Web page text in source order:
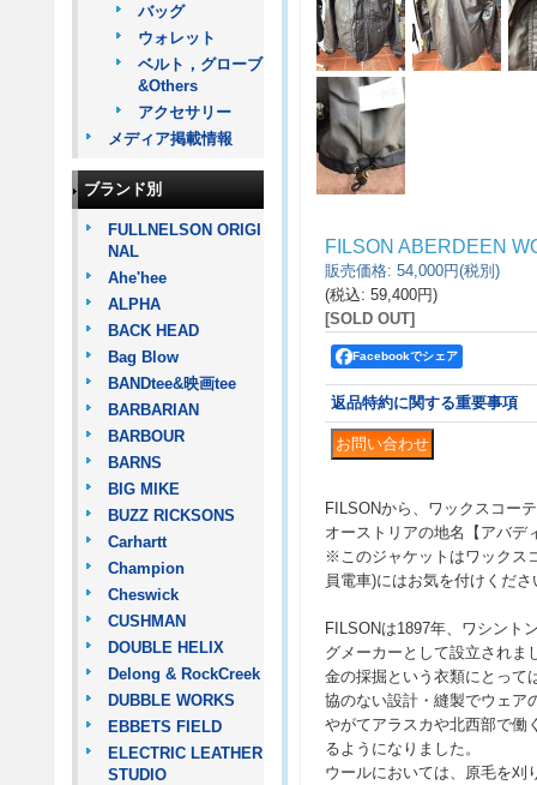
バッグ
ウォレット
ベルト，グローブ
&Others
アクセサリー
メディア掲載情報
ブランド別
FULLNELSON ORIGI
NAL
Ahe'hee
ALPHA
BACK HEAD
Bag Blow
BANDtee&映画tee
BARBARIAN
BARBOUR
BARNS
BIG MIKE
BUZZ RICKSONS
Carhartt
Champion
Cheswick
CUSHMAN
DOUBLE HELIX
Delong & RockCreek
DUBBLE WORKS
EBBETS FIELD
ELECTRIC LEATHER
STUDIO
FILSON ABERDEEN
販売価格: 54,000円(税別)
(税込: 59,400円)
[SOLD OUT]
Facebookでシェア
返品特約に関する重要事項
FILSONから、ワックスコー
オーストリアの地名【アバデ
※このジャケットはワックス
員電車)にはお気を付けくださ
FILSONは1897年、ワシント
グメーカーとして設立されま
金の採掘という衣類にとって
協のない設計・縫製でウェア
やがてアラスカや北西部で働
るようになりました。
ウールにおいては、原毛を刈